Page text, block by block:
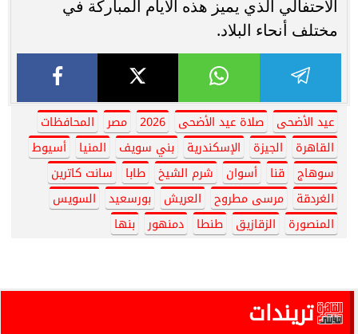
الاحتفالي الذي يميز هذه الأيام المباركة في
مختلف أنحاء البلاد.
عيد الأضحى صلاة عيد الأضحى 2026 مصر
المحافظات
القاهرة
الجيزة الإسكندرية بني سويف المنيا
أسيوط
سوهاج
قنا أسوان شرم الشيخ طابا
سانت كاترين
الغردقة
مرسى مطروح العريش بورسعيد
السويس
المنصورة
الزقازيق طنطا دمنهور بنها
تريندات